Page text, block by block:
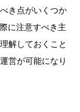
き点がいくつか
に注意すべき主
解しておくこと
営が可能になり